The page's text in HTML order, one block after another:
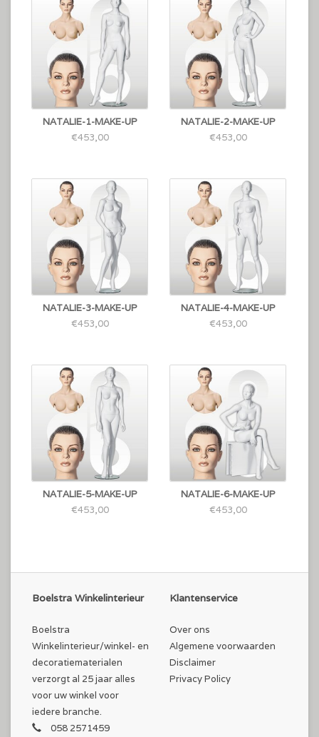
NATALIE-1-MAKE-UP
€453,00
NATALIE-2-MAKE-UP
€453,00
NATALIE-3-MAKE-UP
€453,00
NATALIE-4-MAKE-UP
€453,00
NATALIE-5-MAKE-UP
€453,00
NATALIE-6-MAKE-UP
€453,00
Boelstra Winkelinterieur
Boelstra
Winkelinterieur/winkel- en
decoratiematerialen
verzorgt al 25 jaar alles
voor uw winkel voor
iedere branche.
058 2571459
Klantenservice
Over ons
Algemene voorwaarden
Disclaimer
Privacy Policy